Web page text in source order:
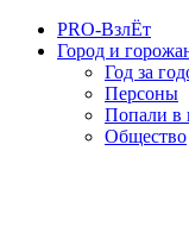
PRO-ВзлЁт
Город и
Год за
Персоны
Попали в
Общество